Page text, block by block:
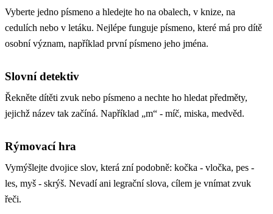
Vyberte jedno písmeno a hledejte ho na obalech, v knize, na
cedulích nebo v letáku. Nejlépe funguje písmeno, které má pro dítě
osobní význam, například první písmeno jeho jména.
Slovní detektiv
Řekněte dítěti zvuk nebo písmeno a nechte ho hledat předměty,
jejichž název tak začíná. Například „m“ - míč, miska, medvěd.
Rýmovací hra
Vymýšlejte dvojice slov, která zní podobně: kočka - vločka, pes -
les, myš - skrýš. Nevadí ani legrační slova, cílem je vnímat zvuk
řeči.